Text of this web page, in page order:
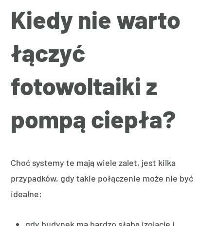
Kiedy nie warto
łączyć
fotowoltaiki z
pompą ciepła?
Choć systemy te mają wiele zalet, jest kilka
przypadków, gdy takie połączenie może nie być
idealne: